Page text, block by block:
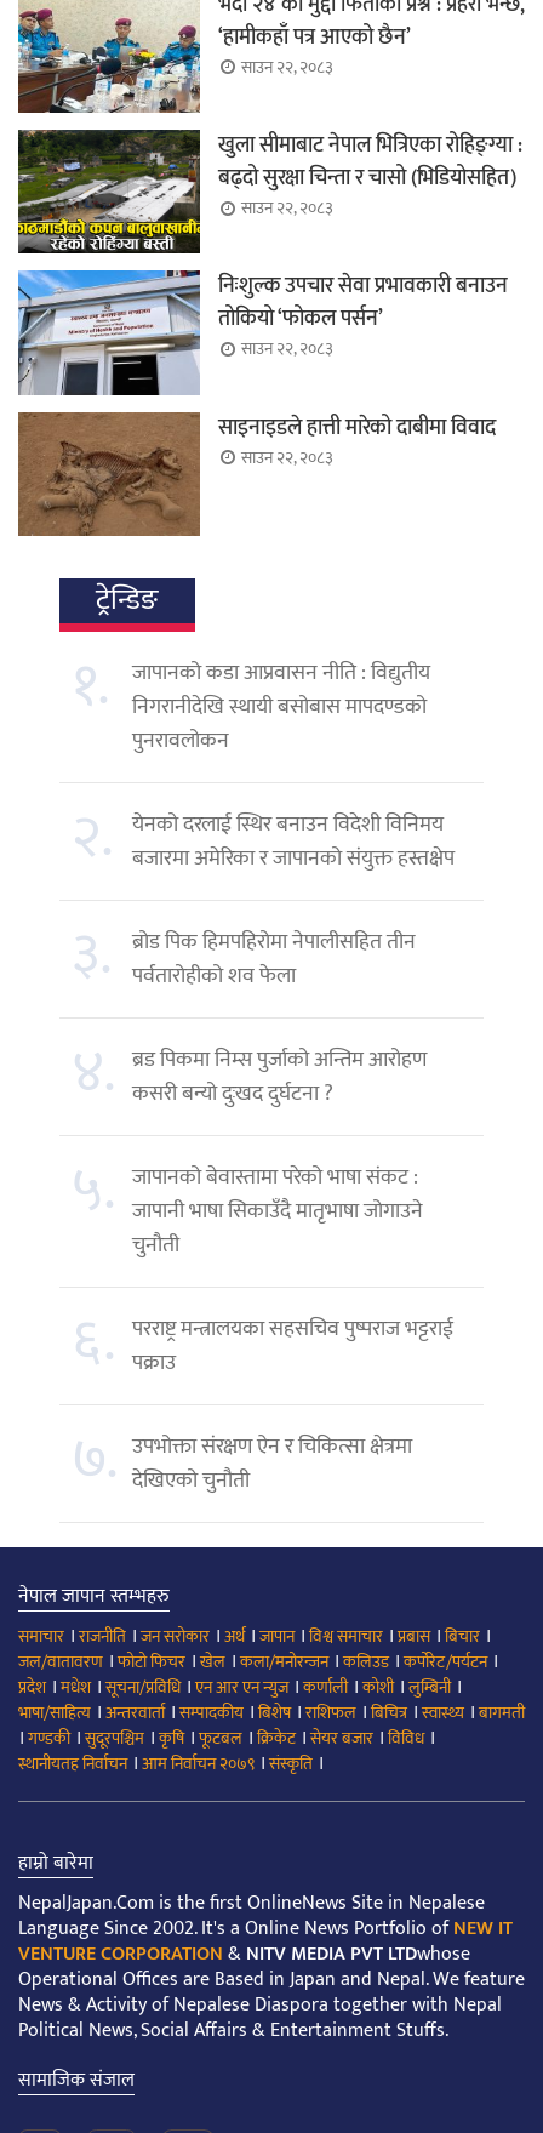
‘हामीकहाँ पत्र आएको छैन’
साउन २२, २०८३
खुला सीमाबाट नेपाल भित्रिएका रोहिङ्ग्या :
बढ्दो सुरक्षा चिन्ता र चासो (भिडियोसहित)
साउन २२, २०८३
निःशुल्क उपचार सेवा प्रभावकारी बनाउन
तोकियो ‘फोकल पर्सन’
साउन २२, २०८३
साइनाइडले हात्ती मारेको दाबीमा विवाद
साउन २२, २०८३
ट्रेन्डिङ
१.
जापानको कडा आप्रवासन नीति : विद्युतीय
निगरानीदेखि स्थायी बसोबास मापदण्डको
पुनरावलोकन
२. येनको दरलाई स्थिर बनाउन विदेशी विनिमय
बजारमा अमेरिका र जापानको संयुक्त हस्तक्षेप
३.
ब्रोड पिक हिमपहिरोमा नेपालीसहित तीन
पर्वतारोहीको शव फेला
४. ब्रड पिकमा निम्स पुर्जाको अन्तिम आरोहण
कसरी बन्यो दुःखद दुर्घटना ?
५. जापानको बेवास्तामा परेको भाषा संकट :
जापानी भाषा सिकाउँदै मातृभाषा जोगाउने
चुनौती
६. परराष्ट्र मन्त्रालयका सहसचिव पुष्पराज भट्टराई
पक्राउ
७. उपभोक्ता संरक्षण ऐन र चिकित्सा क्षेत्रमा
देखिएको चुनौती
नेपाल जापान स्तम्भहरु
समाचार ।राजनीति ।जन सरोकार ।अर्थ।जापान।विश्व समाचार ।प्रबास।बिचार ।
जल/वातावरण ।फोटो फिचर ।खेल ।कला/मनोरन्जन।कलिउड।कर्पोरेट/पर्यटन।
प्रदेश।मधेश।सूचना/प्रविधि।एन आर एन न्युज।कर्णाली।कोशी।लुम्बिनी।
भाषा/साहित्य ।अन्तरवार्ता।सम्पादकीय ।बिशेष।राशिफल ।बिचित्र।स्वास्थ्य ।बागमती
।गण्डकी।सुदूरपश्चिम ।कृषि।फूटबल ।क्रिकेट।सेयर बजार ।विविध।
स्थानीयतह निर्वाचन।आम निर्वाचन २०७९ ।संस्कृति ।
हाम्रो बारेमा
NepalJapan.Com is the first OnlineNews Site in Nepalese
Language Since 2002. It's a Online News Portfolio ofNEW IT
VENTURE CORPORATION&NITV MEDIA PVT LTDwhose
Operational Offices are Based in Japan and Nepal. We feature
News & Activity of Nepalese Diaspora together with Nepal
Political News, Social Affairs & Entertainment Stuffs.
सामाजिक संजाल